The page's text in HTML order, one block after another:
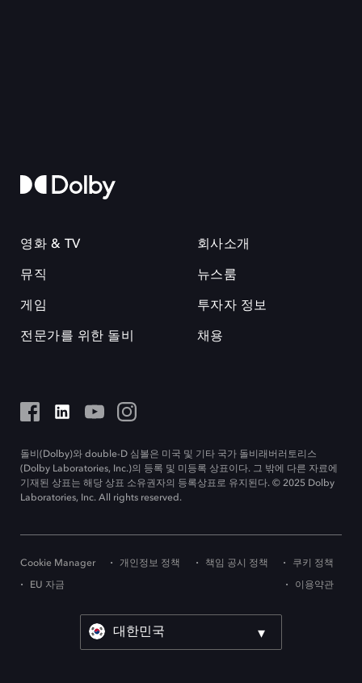
영화 & TV
뮤직
게임
전문가를 위한 돌비
회사소개
뉴스룸
투자자 정보
채용
돌비(Dolby)와 double-D 심볼은 미국 및 기타 국가 돌비래버러토리스
(Dolby Laboratories, Inc.)의 등록 및 미등록 상표이다. 그 밖에 다른 자료에
기재된 상표는 해당 상표 소유권자의 등록상표로 유지된다. © 2025 Dolby
Laboratories, Inc. All rights reserved.
Cookie Manager 개인정보 정책 책임 공시 정책 쿠키 정책
EU 자금 이용약관
대한민국